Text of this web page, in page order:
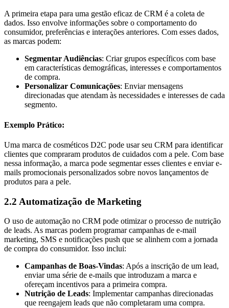
A primeira etapa para uma gestão eficaz de CRM é a coleta de
dados. Isso envolve informações sobre o comportamento do
consumidor, preferências e interações anteriores. Com esses dados,
as marcas podem:
Segmentar Audiências: Criar grupos específicos com base
em características demográficas, interesses e comportamentos
de compra.
Personalizar Comunicações: Enviar mensagens
direcionadas que atendam às necessidades e interesses de cada
segmento.
Exemplo Prático:
Uma marca de cosméticos D2C pode usar seu CRM para identificar
clientes que compraram produtos de cuidados com a pele. Com base
nessa informação, a marca pode segmentar esses clientes e enviar e-
mails promocionais personalizados sobre novos lançamentos de
produtos para a pele.
2.2 Automatização de Marketing
O uso de automação no CRM pode otimizar o processo de nutrição
de leads. As marcas podem programar campanhas de e-mail
marketing, SMS e notificações push que se alinhem com a jornada
de compra do consumidor. Isso inclui:
Campanhas de Boas-Vindas: Após a inscrição de um lead,
enviar uma série de e-mails que introduzam a marca e
ofereçam incentivos para a primeira compra.
Nutrição de Leads: Implementar campanhas direcionadas
que reengajem leads que não completaram uma compra.